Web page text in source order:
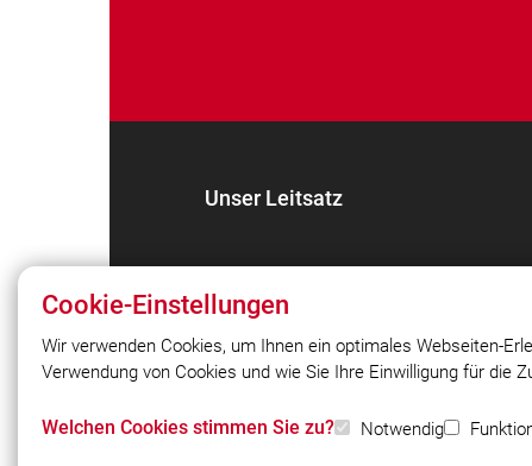
Unser Leitsatz
© 2026 Freiwillige Feuerwehr Rohr
Cookie-Einstellungen
Wir verwenden Cookies, um Ihnen ein optimales Webseiten-
Verwendung von Cookies und wie Sie Ihre Einwilligung für die
Welchen Cookies stimmen Sie zu? Notwendig